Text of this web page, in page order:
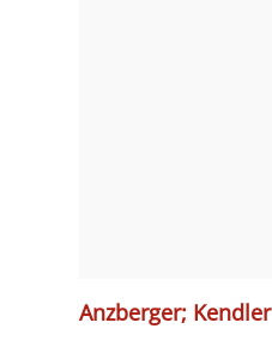
Anzberger; Kendler